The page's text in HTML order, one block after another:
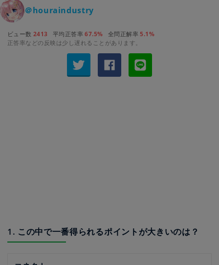
＠houraindustry
ビュー数 2413 平均正答率67.5% 全問正解率5.1%
正答率などの反映は少し遅れることがあります。
1. この中で一番得られるポイントが大きいのは？